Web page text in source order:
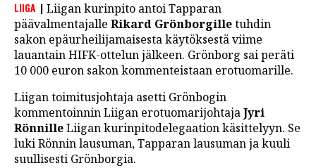
LIIGA
Liigan kurinpito antoi Tapparan
päävalmentajalle Rikard Grönborgilletuhdin
sakon epäurheilijamaisesta käytöksestä viime
lauantain HIFK-ottelun jälkeen. Grönborg sai peräti
10 000 euron sakon kommenteistaan erotuomarille.
Liigan toimitusjohtaja asetti Grönbogin
kommentoinnin Liigan erotuomarijohtajaJyri
RönnilleLiigan kurinpitodelegaation käsittelyyn. Se
luki Rönnin lausuman, Tapparan lausuman ja kuuli
suullisesti Grönborgia.
F1
LINTU VAI KALA
46 DENTON ROAD
VIDEOT
PODCASTIT
KOLUMNIT